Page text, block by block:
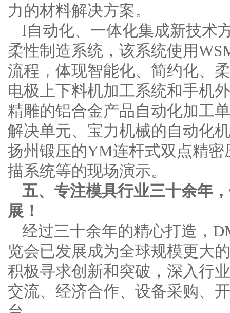
力的材料解决方案。
l自动化、一体化集成新技术
柔性制造系统，该系统使用
流程，体现智能化、简约化、
电极上下料机加工系统和手机
精雕的铝合金产品自动化加工
解决单元、宝力机械的自动化
扬州锻压的YM连杆式双点精
描系统等的现场演示。
五、专注模具行业三十余年
展！
经过三十余年的精心打造，
览会已发展成为全球规模更大
积极寻求创新和突破，深入行
交流、经济合作、设备采购、